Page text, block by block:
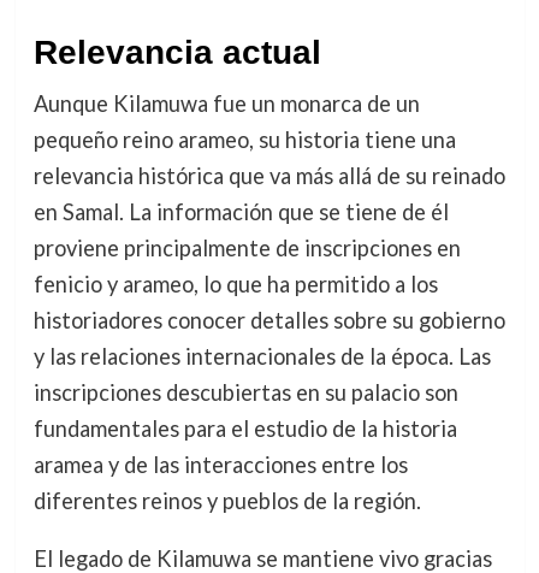
Relevancia actual
Aunque Kilamuwa fue un monarca de un
pequeño reino arameo, su historia tiene una
relevancia histórica que va más allá de su reinado
en Samal. La información que se tiene de él
proviene principalmente de inscripciones en
fenicio y arameo, lo que ha permitido a los
historiadores conocer detalles sobre su gobierno
y las relaciones internacionales de la época. Las
inscripciones descubiertas en su palacio son
fundamentales para el estudio de la historia
aramea y de las interacciones entre los
diferentes reinos y pueblos de la región.
El legado de Kilamuwa se mantiene vivo gracias